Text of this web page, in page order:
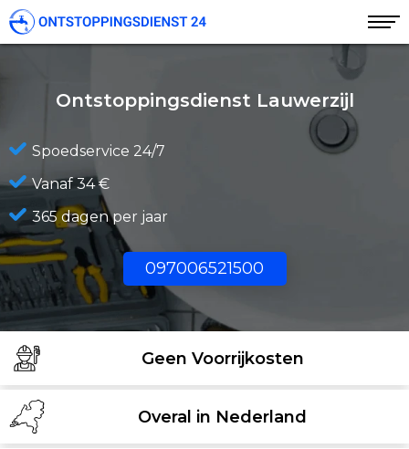
Ontstoppingsdienst Lauwerzijl
Spoedservice 24/7
Vanaf 34 €
365 dagen per jaar
097006521500
Geen Voorrijkosten
Overal in Nederland